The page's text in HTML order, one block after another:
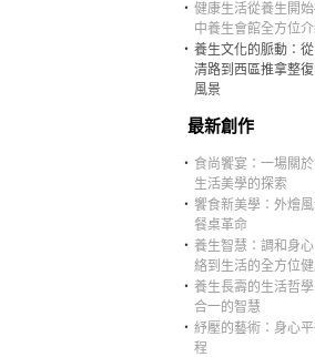
‧ 健康生活從養生開
中養生會館全方位
‧ 養生文化的脈動：
清路到西區推拿整
風景
最新創作
‧ 食尚饗宴：一場關
生活美學的探索
‧ 饗食新美學：外燴
餐桌革命
‧ 養生智慧：調和身
絡到生活的全方位
‧ 養生長壽的生活哲
合一的智慧
‧ 紓壓的藝術：身心
程